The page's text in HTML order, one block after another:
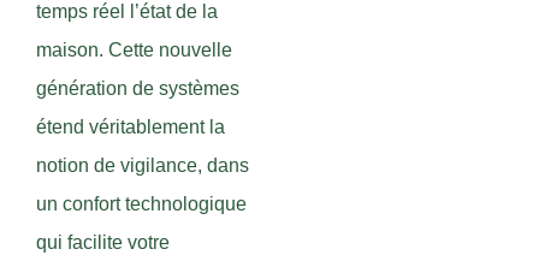
temps réel l’état de la
maison. Cette nouvelle
génération de systèmes
étend véritablement la
notion de vigilance, dans
un confort technologique
qui facilite votre